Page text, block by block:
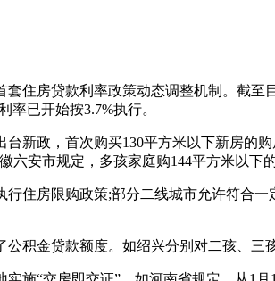
房贷款利率政策动态调整机制。截至
已开始按3.7%执行。
政，首次购买130平方米以下新房的
安市规定，多孩家庭购144平方米以下
房限购政策;部分二线城市允许符合一
金贷款额度。如绍兴分别对二孩、三孩